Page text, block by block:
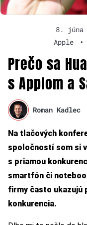
8. júna
Apple
•
Prečo sa
s Applom a
Roman Kadlec
Na tlačových
spoločností som si
s priamou
smartfón či
firmy často ukazujú
konkurencia.